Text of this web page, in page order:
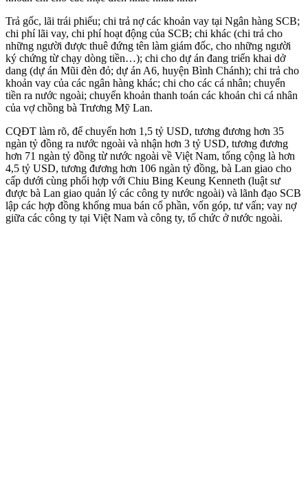
Trả gốc, lãi trái phiếu; chi trả nợ các khoản vay tại Ngân hàng SCB;
chi phí lãi vay, chi phí hoạt động của SCB; chi khác (chi trả cho
những người được thuê đứng tên làm giám đốc, cho những người
ký chứng từ chạy dòng tiền…); chi cho dự án đang triển khai dở
dang (dự án Mũi đè‌n đ‌ỏ; dự án A6, huyện Bình Chánh); chi trả cho
khoản vay của các ngân hàng khác; chi cho các cá nhân; chuyển
tiền ra nước ngoài; chuyển khoản thanh toán các khoản chi cá nhân
của vợ chồng bà Trương Mỹ Lan.
CQĐT làm rõ, để chuyển hơn 1,5 tỷ USD, tương đương hơn 35
ngàn tỷ đồng ra nước ngoài và nhận hơn 3 tỷ USD, tương đương
hơn 71 ngàn tỷ đồng từ nước ngoài về Việt Nam, tổng cộng là hơn
4,5 tỷ USD, tương đương hơn 106 ngàn tỷ đồng, bà Lan giao cho
cấp dưới cùng phối hợp với Chiu Bing Keung Kenneth (luật sư
được bà Lan giao quản lý các công ty nước ngoài) và lãnh đạo SCB
lập các hợp đồng khống mua bán cổ phần, vốn góp, tư vấn; vay nợ
giữa các công ty tại Việt Nam và công ty, tổ chức ở nước ngoài.